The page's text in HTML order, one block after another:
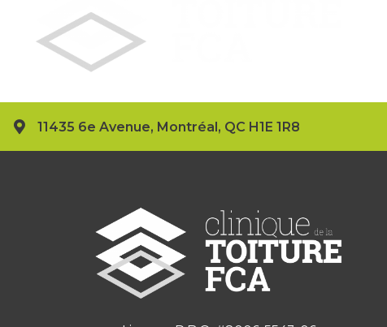
11435 6e Avenue, Montréal, QC H1E 1R8